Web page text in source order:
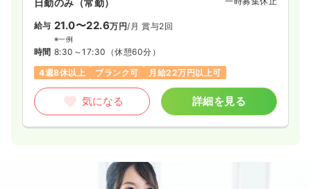
日勤のみ（常勤）
給与 21.0〜22.6万円/月 賞与2回
※一例
時間 8:30～17:30 （休憩60分）
4週8休以上
ブランク可 月給22万円以上可
気になる 詳細を見る